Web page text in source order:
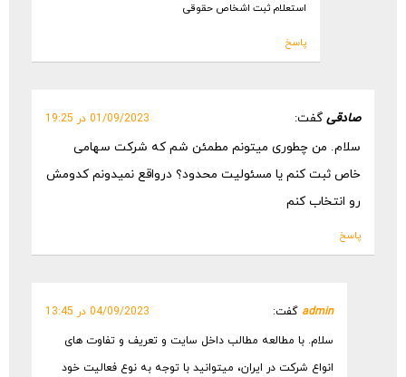
استعلام ثبت اشخاص حقوقی
پاسخ
صادقی گفت: 01/09/2023 در 19:25
سلام. من چطوری میتونم مطمئن شم که شرکت سهامی
خاص ثبت کنم یا مسئولیت محدود؟ درواقع نمیدونم کدومش
رو انتخاب کنم
پاسخ
admin گفت: 04/09/2023 در 13:45
سلام. با مطالعه مطالب داخل سایت و تعریف و تفاوت های
انواع شرکت در ایران، میتوانید با توجه به نوع فعالیت خود